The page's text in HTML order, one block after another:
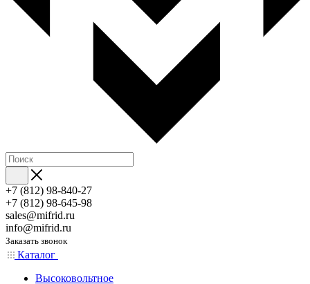
+7 (812) 98-840-27
+7 (812) 98-645-98
sales@mifrid.ru
info@mifrid.ru
Заказать звонок
Каталог
Высоковольтное